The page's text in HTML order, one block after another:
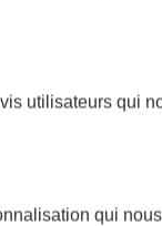
L'application
utilisateurs qui
qui